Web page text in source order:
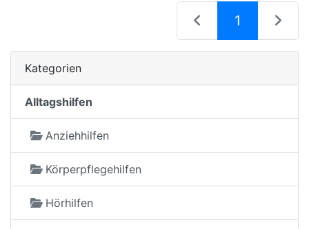
1 (current)
Kategorien
Alltagshilfen
Anziehhilfen
Körperpflegehilfen
Hörhilfen